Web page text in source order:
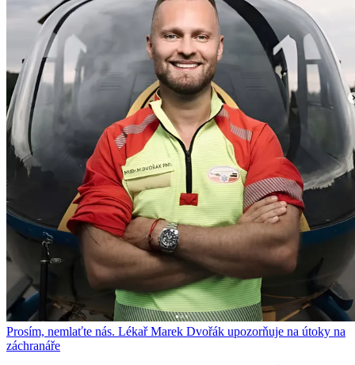
Prosím, nemlaťte nás. Lékař Marek Dvořák upozorňuje na útoky na
záchranáře